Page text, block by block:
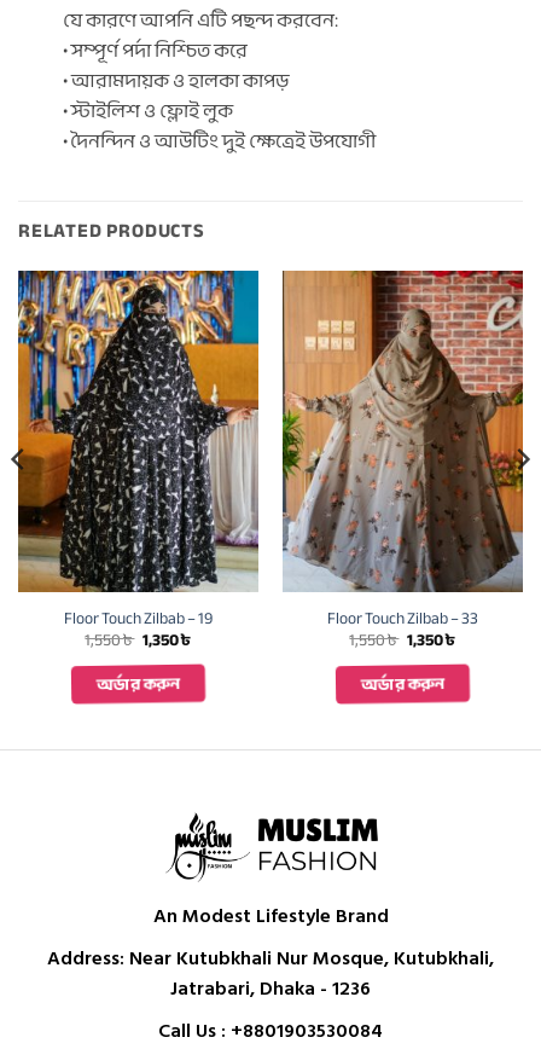
যে কারণে আপনি এটি পছন্দ করবেন:
• সম্পূর্ণ পর্দা নিশ্চিত করে
• আরামদায়ক ও হালকা কাপড়
• স্টাইলিশ ও ফ্লোই লুক
• দৈনন্দিন ও আউটিং দুই ক্ষেত্রেই উপযোগী
RELATED PRODUCTS
Floor Touch Zilbab – 19
1,550৳ Original
price
was:
1,550 ৳ .
1,350৳Current
is:
1,350 ৳ .
অর্ডার করুন
Floor Touch Zilbab – 33
1,550৳ Original
price
was:
1,550 ৳ .
1,350৳Current
is:
1,350 ৳ .
অর্ডার করুন
An Modest Lifestyle Brand
Address: Near Kutubkhali Nur Mosque, Kutubkhali,
Jatrabari, Dhaka - 1236
Call Us : +8801903530084